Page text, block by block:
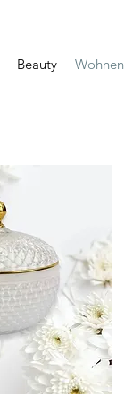
Beauty Wohnen